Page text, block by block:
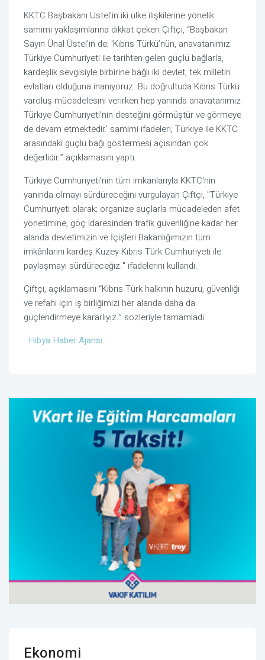
KKTC Başbakanı Üstel'in iki ülke ilişkilerine yönelik
samimi yaklaşımlarına dikkat çeken Çiftçi, “Başbakan
Sayın Ünal Üstel'in de; 'Kıbrıs Türkü’nün, anavatanımız
Türkiye Cumhuriyeti ile tarihten gelen güçlü bağlarla,
kardeşlik sevgisiyle birbirine bağlı iki devlet, tek milletin
evlatları olduğuna inanıyoruz. Bu doğrultuda Kıbrıs Türkü
varoluş mücadelesini verirken hep yanında anavatanımız
Türkiye Cumhuriyeti’nin desteğini görmüştür ve görmeye
de devam etmektedir.' samimi ifadeleri, Türkiye ile KKTC
arasındaki güçlü bağı göstermesi açısından çok
değerlidir.” açıklamasını yaptı.
Türkiye Cumhuriyeti'nin tüm imkanlarıyla KKTC'nin
yanında olmayı sürdüreceğini vurgulayan Çiftçi, "Türkiye
Cumhuriyeti olarak; organize suçlarla mücadeleden afet
yönetimine, göç idaresinden trafik güvenliğine kadar her
alanda devletimizin ve İçişleri Bakanlığımızın tüm
imkânlarını kardeş Kuzey Kıbrıs Türk Cumhuriyeti ile
paylaşmayı sürdüreceğiz." ifadelerini kullandı.
Çiftçi, açıklamasını “Kıbrıs Türk halkının huzuru, güvenliği
ve refahı için iş birliğimizi her alanda daha da
güçlendirmeye kararlıyız.” sözleriyle tamamladı.
Hibya Haber Ajansı
Ekonomi